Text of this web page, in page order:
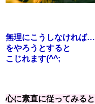
無理にこうしなければ…
をやろうとすると
こじれます(^^;
心に素直に従ってみると